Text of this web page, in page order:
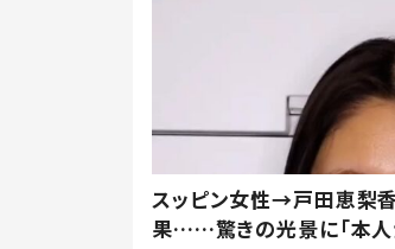
スッピン女性→戸田恵梨
果……驚きの光景に「本人